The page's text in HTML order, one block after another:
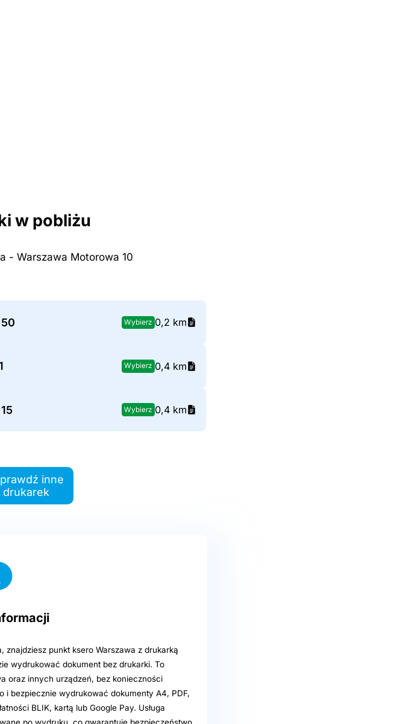
w pobliżu
- Warszawa Motorowa 10
Wybierz 0,2 km
Wybierz 0,4 km
Wybierz 0,4 km
inne
drukarek
znajdziesz punkt ksero Warszawa z drukarką
wydrukować dokument bez drukarki. To
oraz innych urządzeń, bez konieczności
i bezpiecznie wydrukować dokumenty A4, PDF,
BLIK, kartą lub Google Pay. Usługa